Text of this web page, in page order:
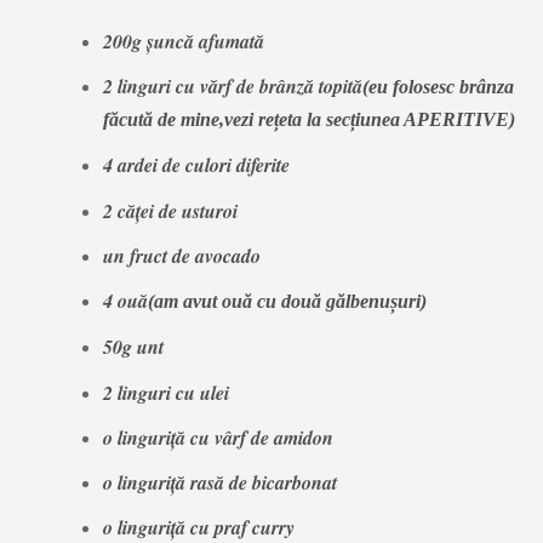
200g șuncă afumată
2 linguri cu vărf de brânză topită(eu folosesc brânza
făcută de mine,vezi rețeta la secțiunea APERITIVE)
4 ardei de culori diferite
2 căței de usturoi
un fruct de avocado
4 ouă(am avut ouă cu două gălbenușuri)
50g unt
2 linguri cu ulei
o linguriță cu vârf de amidon
o linguriță rasă de bicarbonat
o linguriță cu praf curry